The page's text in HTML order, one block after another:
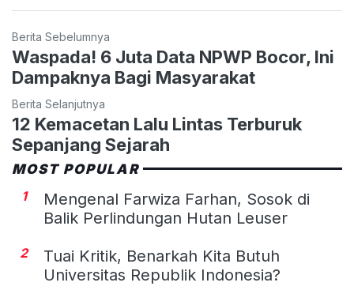
Berita Sebelumnya
Waspada! 6 Juta Data NPWP Bocor, Ini
Dampaknya Bagi Masyarakat
Berita Selanjutnya
12 Kemacetan Lalu Lintas Terburuk
Sepanjang Sejarah
MOST POPULAR
1
Mengenal Farwiza Farhan, Sosok di
Balik Perlindungan Hutan Leuser
2
Tuai Kritik, Benarkah Kita Butuh
Universitas Republik Indonesia?